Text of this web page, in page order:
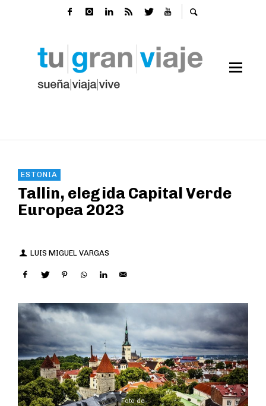
ESTONIA
Tallin, elegida Capital Verde
Europea 2023
LUIS MIGUEL VARGAS
Foto de